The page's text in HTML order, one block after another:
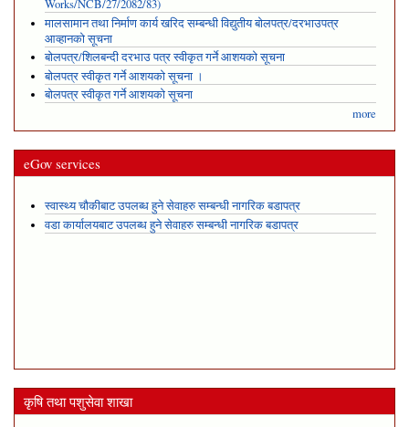
Works/NCB/27/2082/83)
मालसामान तथा निर्माण कार्य खरिद सम्बन्धी विद्युतीय बोलपत्र/दरभाउपत्र
आव्हानको सूचना
बोलपत्र/शिलबन्दी दरभाउ पत्र स्वीकृत गर्ने आशयको सूचना
बोलपत्र स्वीकृत गर्ने आशयको सूचना ।
बोलपत्र स्वीकृत गर्ने आशयको सूचना
more
eGov services
स्वास्थ्य चौकीबाट उपलब्ध हुने सेवाहरु सम्बन्धी नागरिक बडापत्र
वडा कार्यालयबाट उपलब्ध हुने सेवाहरु सम्बन्धी नागरिक बडापत्र
कृषि तथा पशुसेवा शाखा